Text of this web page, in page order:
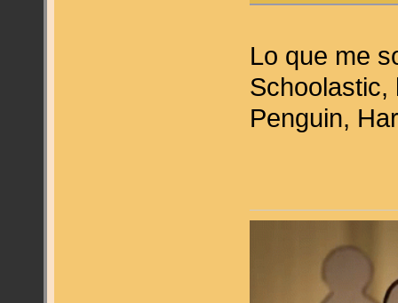
Lo que me
Schoolastic,
Penguin,